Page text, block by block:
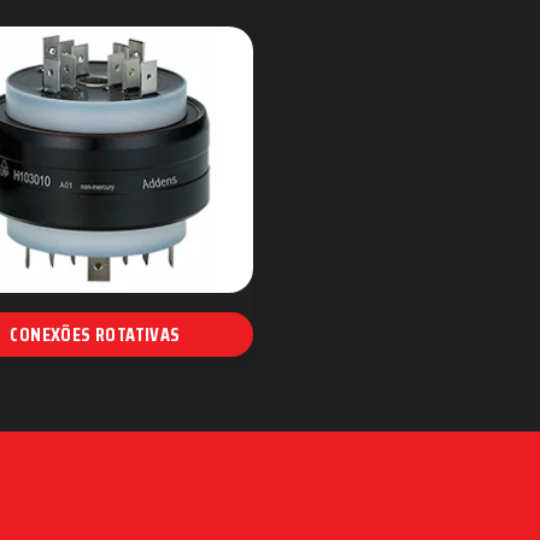
CONEXÕES ROTATIVAS
Conexão Rotativa